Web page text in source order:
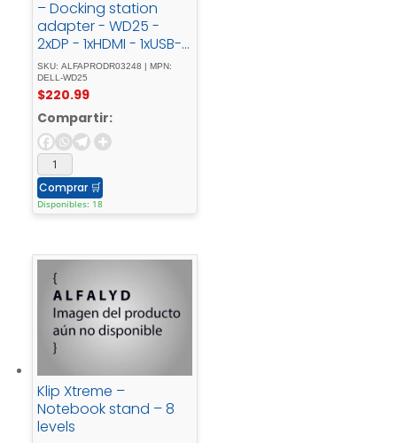
– Docking station
adapter - WD25 -
2xDP - 1xHDMI - 1xUSB-
C - 4xUSB
SKU: ALFAPRODR03248 | MPN:
DELL-WD25
$220.99
Compartir:
Comprar 🛒
Disponibles: 18
Klip Xtreme –
Notebook stand – 8
levels